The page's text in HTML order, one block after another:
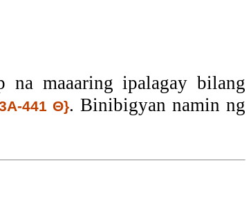
na maaaring ipalagay bilang
441 Θ}. Binibigyan namin ng